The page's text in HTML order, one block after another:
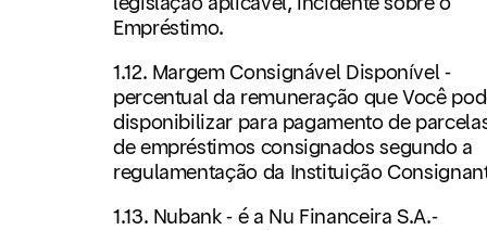
Empréstimo.
1.12. Margem Consignável Disponível -
percentual da remuneração que Você
disponibilizar para pagamento de
de empréstimos consignados segundo a
regulamentação da Instituição
1.13. Nubank - é a Nu Financeira S.A.-